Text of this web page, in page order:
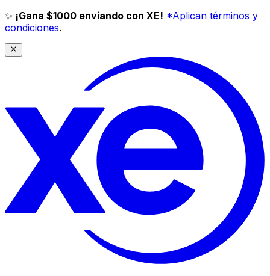
✨ ¡Gana $1000 enviando con XE! *Aplican términos y
condiciones.